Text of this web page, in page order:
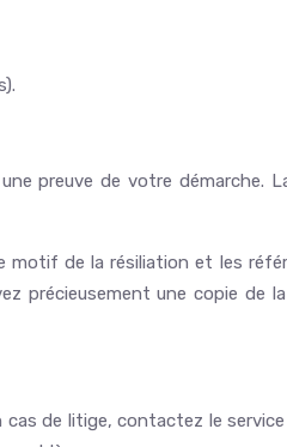
preuve de votre démarche.
motif de la résiliation et les
précieusement une copie de
de litige, contactez le service